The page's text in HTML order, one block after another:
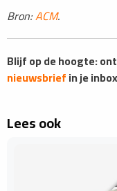
Bron:ACM.
Blijf op de hoogte:
nieuwsbriefin je inbox
Lees ook